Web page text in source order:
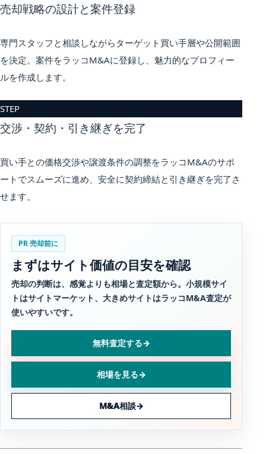
売却戦略の設計と案件登録
専門スタッフと相談しながらターゲット買い手層や公開範囲
を決定。案件をラッコM&Aに登録し、魅力的なプロフィー
ルを作成します。
STEP
交渉・契約・引き継ぎを完了
買い手との価格交渉や譲渡条件の調整をラッコM&Aのサポ
ートでスムーズに進め、安全に契約締結と引き継ぎを完了さ
せます。
PR 売却前に
まずはサイト価値の目安を確認
売却の判断は、感覚よりも相場と査定額から。小規模サイ
トはサイトマーケット、大きめサイトはラッコM&A査定が
使いやすいです。
無料査定する→
相場を見る→
M&A相談→